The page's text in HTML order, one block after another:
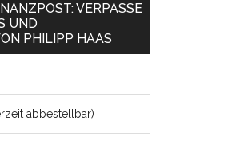
VERPASSE
UND
PHILIPP HAAS